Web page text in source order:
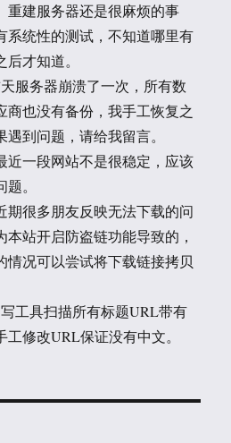
重建服务器还是很麻烦的事
系统性的测试，不知道哪里有
才知道。
服务器崩溃了一次，所有数
商也没有备份，我手工恢复之
到问题，请给我留言。
近一段网站不是很稳定，应该
。
期很多朋友反映无法下载的问
站开启防盗链功能导致的，
情况可以尝试将下载链接拷贝
工具扫描所有标题URL带有
修改URL保证没有中文。